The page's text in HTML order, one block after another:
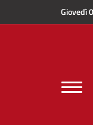
Salta al contenuto principale
Giovedì